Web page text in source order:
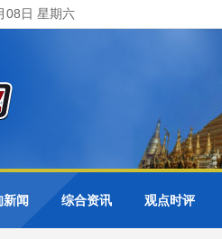
08日 星期六
新闻 综合资讯 观点时评